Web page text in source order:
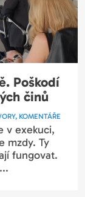
Poškodí
činů
KOMENTÁŘE
v exekuci,
mzdy. Ty
fungovat.